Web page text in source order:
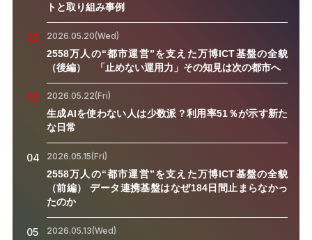
トと取り組み事例
02 2026.05.20(Wed)
2558万人の“都市運営”を支えた万博ICT基盤の全貌
（後編） 「止めない運用力」その知見は次の都市へ
03 2026.05.22(Fri)
生成AIを使わない人は少数派？利用率51％が示す新た
な日常
04 2026.05.15(Fri)
2558万人の“都市運営”を支えた万博ICT基盤の全貌
（前編） データ連携基盤はなぜ184日間止まらなかっ
たのか
05 2026.05.13(Wed)